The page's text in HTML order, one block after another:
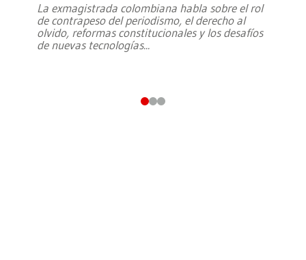
La exmagistrada colombiana habla sobre el rol
de contrapeso del periodismo, el derecho al
olvido, reformas constitucionales y los desafíos
de nuevas tecnologías...